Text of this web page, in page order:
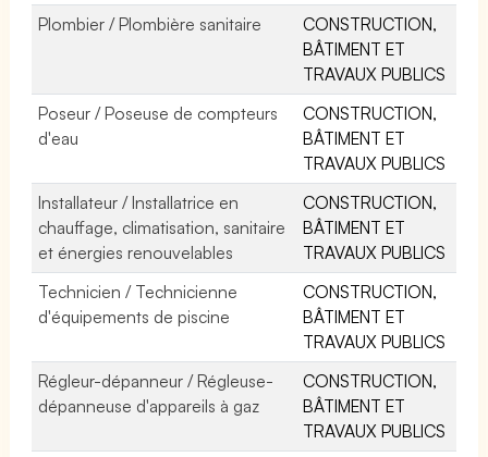
Plombier / Plombière sanitaire
CONSTRUCTION,
BÂTIMENT ET
TRAVAUX PUBLICS
Poseur / Poseuse de compteurs
d'eau
CONSTRUCTION,
BÂTIMENT ET
TRAVAUX PUBLICS
Installateur / Installatrice en
chauffage, climatisation, sanitaire
et énergies renouvelables
CONSTRUCTION,
BÂTIMENT ET
TRAVAUX PUBLICS
Technicien / Technicienne
d'équipements de piscine
CONSTRUCTION,
BÂTIMENT ET
TRAVAUX PUBLICS
Régleur-dépanneur / Régleuse-
dépanneuse d'appareils à gaz
CONSTRUCTION,
BÂTIMENT ET
TRAVAUX PUBLICS